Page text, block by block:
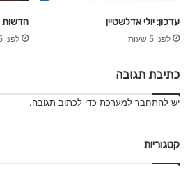
a
v
עדכון: יולי אדלשטיין
לפני 5 שעות
חדשות
לפני 5 שעות
כתיבת תגובה
יש להתחבר למערכת כדי לכתוב תגובה.
קטגוריות